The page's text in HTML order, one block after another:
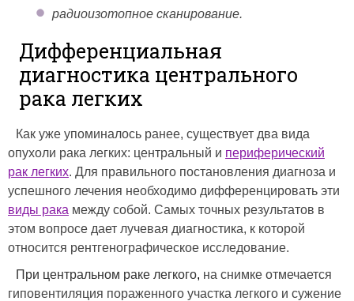
радиоизотопное сканирование.
Дифференциальная
диагностика центрального
рака легких
Как уже упоминалось ранее, существует два вида
опухоли рака легких: центральный и периферический
рак легких. Для правильного постановления диагноза и
успешного лечения необходимо дифференцировать эти
виды рака между собой. Самых точных результатов в
этом вопросе дает лучевая диагностика, к которой
относится рентгенографическое исследование.
При центральном раке легкого, на снимке отмечается
гиповентиляция пораженного участка легкого и сужение